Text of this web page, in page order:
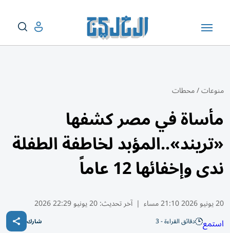
منوعات/محطات
مأساة في مصر كشفها
«تريند»..المؤبد لخاطفة الطفلة
ندى وإخفائها 12 عاماً
20 يونيو 2026 21:10 مساء | آخر تحديث:20 يونيو 22:29 2026
استمع دقائق القراءة - 3 شارك